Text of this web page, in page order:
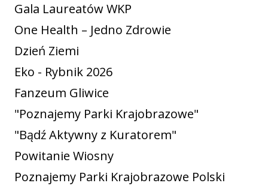
Gala Laureatów WKP
One Health – Jedno Zdrowie
Dzień Ziemi
Eko - Rybnik 2026
Fanzeum Gliwice
"Poznajemy Parki Krajobrazowe"
"Bądź Aktywny z Kuratorem"
Powitanie Wiosny
Poznajemy Parki Krajobrazowe Polski